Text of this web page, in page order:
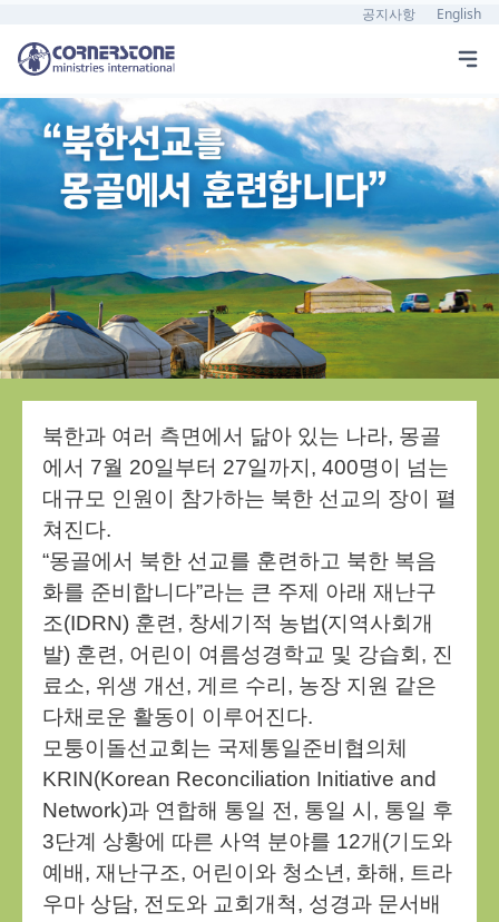
공지사항 English
북한과 여러 측면에서 닮아 있는 나라, 몽골
에서 7월 20일부터 27일까지, 400명이 넘는
대규모 인원이 참가하는 북한 선교의 장이 펼
쳐진다.
“몽골에서 북한 선교를 훈련하고 북한 복음
화를 준비합니다”라는 큰 주제 아래 재난구
조(IDRN) 훈련, 창세기적 농법(지역사회개
발) 훈련, 어린이 여름성경학교 및 강습회, 진
료소, 위생 개선, 게르 수리, 농장 지원 같은
다채로운 활동이 이루어진다.
모퉁이돌선교회는 국제통일준비협의체
KRIN(Korean Reconciliation Initiative and
Network)과 연합해 통일 전, 통일 시, 통일 후
3단계 상황에 따른 사역 분야를 12개(기도와
예배, 재난구조, 어린이와 청소년, 화해, 트라
우마 상담, 전도와 교회개척, 성경과 문서배